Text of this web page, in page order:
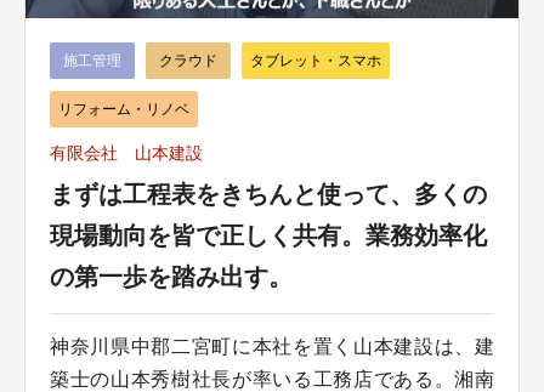
施工管理 クラウド タブレット・スマホ
リフォーム・リノベ
有限会社 山本建設
まずは工程表をきちんと使って、多くの
現場動向を皆で正しく共有。業務効率化
の第一歩を踏み出す。
神奈川県中郡二宮町に本社を置く山本建設は、建
築士の山本秀樹社長が率いる工務店である。湘南